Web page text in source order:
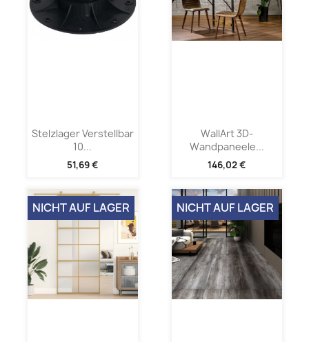
Stelzlager Verstellbar
10...
51,69 €
WallArt 3D-
Wandpaneele...
146,02 €
NICHT AUF LAGER NICHT AUF LAGER